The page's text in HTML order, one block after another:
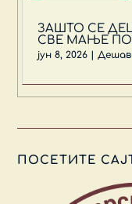
ЗАШТО СЕ
СВЕ МАЊЕ
јун 8, 2026 |
ПОСЕТИТЕ